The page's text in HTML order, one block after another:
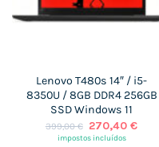
Lenovo T480s 14″ / i5-
8350U / 8GB DDR4 256GB
SSD Windows 11
399,00€ O
preço
270,40€O
impostos incluídos